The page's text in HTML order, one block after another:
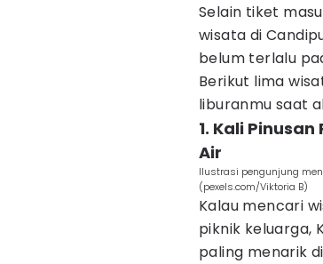
Selain tiket
wisata di
belum terlalu
Berikut lima
liburanmu saat
1. Kali
Air
Ilustrasi pengunjung
(pexels.com/Viktoria B)
Kalau mencari
piknik keluarga,
paling menarik